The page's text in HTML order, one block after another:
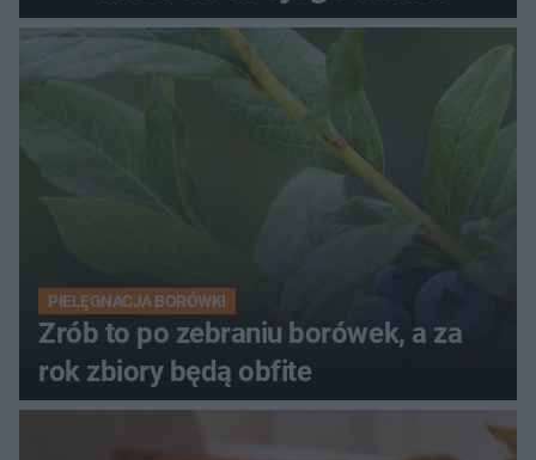
PIELĘGNACJA BORÓWKI
Zrób to po zebraniu borówek, a za
rok zbiory będą obfite